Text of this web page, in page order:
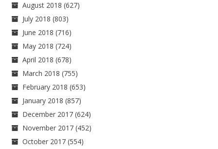
August 2018 (627)
July 2018 (803)
June 2018 (716)
May 2018 (724)
April 2018 (678)
March 2018 (755)
February 2018 (653)
January 2018 (857)
December 2017 (624)
November 2017 (452)
October 2017 (554)